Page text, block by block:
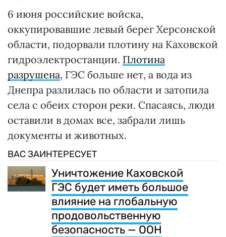
6 июня российские войска,
оккупировавшие левый берег Херсонской
области, подорвали плотину на Каховской
гидроэлектростанции. Плотина
разрушена, ГЭС больше нет, а вода из
Днепра разлилась по области и затопила
села с обеих сторон реки. Спасаясь, люди
оставили в домах все, забрали лишь
документы и животных.
ВАС ЗАИНТЕРЕСУЕТ
Уничтожение Каховской
ГЭС будет иметь большое
влияние на глобальную
продовольственную
безопасность — ООН